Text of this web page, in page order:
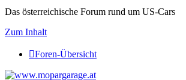
Das österreichische Forum rund um US-Cars
Zum Inhalt
Foren-Übersicht